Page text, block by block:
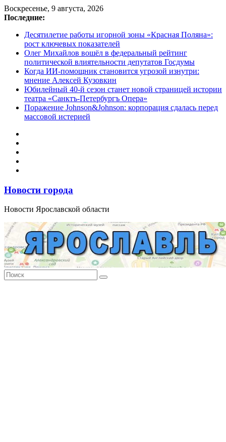
Перейти
к
Воскресенье, 9 августа, 2026
Последние:
Десятилетие работы игорной зоны «Красная Поляна»:
рост ключевых показателей
Олег Михайлов вошёл в федеральный рейтинг
политической влиятельности депутатов Госдумы
Когда ИИ-помощник становится угрозой изнутри:
мнение Алексей Кузовкин
Юбилейный 40-й сезон станет новой страницей истории
театра «Санктъ-Петербургъ Опера»
Поражение Johnson&Johnson: корпорация сдалась перед
массовой истерией
Новости города
Новости Ярославской области